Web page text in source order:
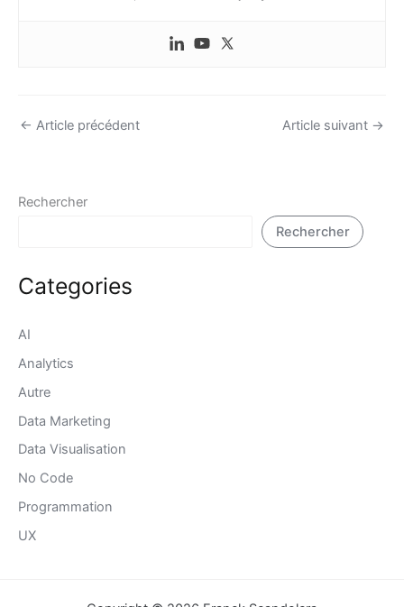
← Article précédent Article suivant →
Rechercher
Rechercher
Categories
AI
Analytics
Autre
Data Marketing
Data Visualisation
No Code
Programmation
UX